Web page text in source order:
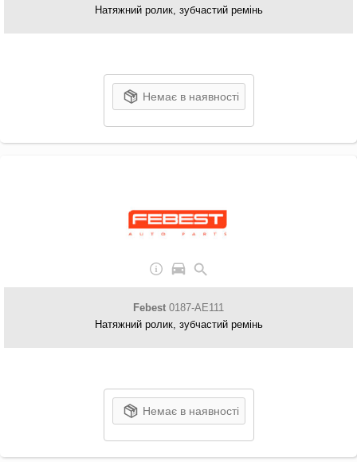
Натяжний ролик, зубчастий ремінь
Немає в наявності
Febest 0187-AE111
Натяжний ролик, зубчастий ремінь
Немає в наявності